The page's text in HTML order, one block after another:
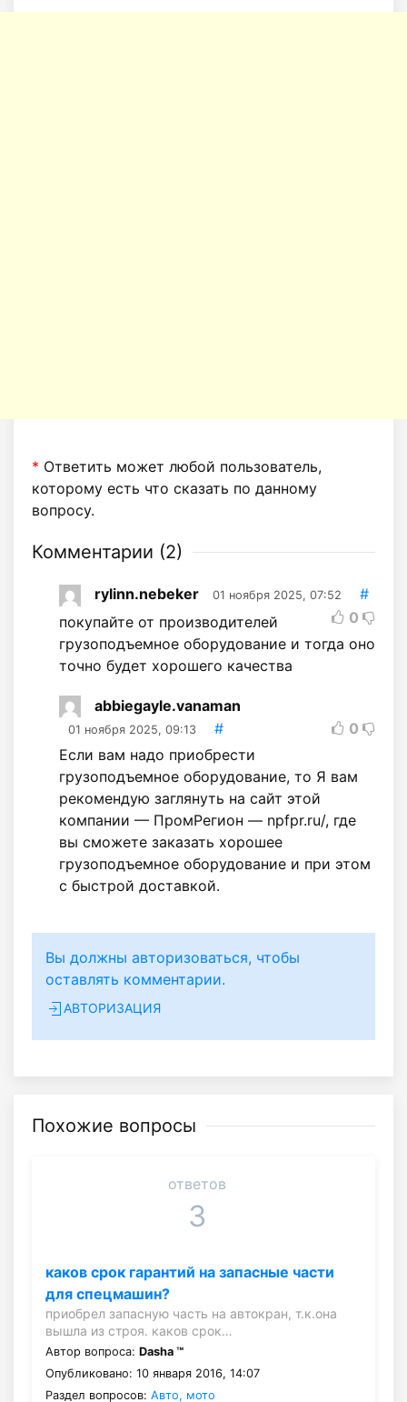
* Ответить может любой пользователь,
которому есть что сказать по данному
вопросу.
Комментарии (2)
rylinn.nebeker 01 ноября 2025, 07:52
#
0
покупайте от производителей
грузоподъемное оборудование и тогда оно
точно будет хорошего качества
abbiegayle.vanaman
01 ноября 2025, 09:13 #
0
Если вам надо приобрести
грузоподъемное оборудование, то Я вам
рекомендую заглянуть на сайт этой
компании — ПромРегион — npfpr.ru/, где
вы сможете заказать хорошее
грузоподъемное оборудование и при этом
с быстрой доставкой.
Вы должны авторизоваться, чтобы
оставлять комментарии.
АВТОРИЗАЦИЯ
Похожие вопросы
ответов
3
каков срок гарантий на запасные части
для спецмашин?
приобрел запасную часть на автокран, т.к.она
вышла из строя. каков срок…
Автор вопроса: Dasha ™
Опубликовано: 10 января 2016, 14:07
Раздел вопросов: Авто, мото